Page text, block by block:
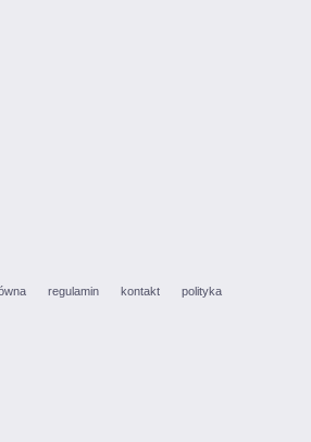
regulamin kontakt polityka